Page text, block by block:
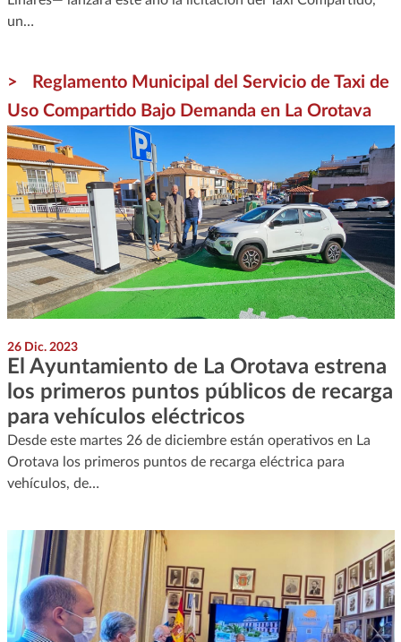
un…
Reglamento Municipal del Servicio de Taxi de
Uso Compartido Bajo Demanda en La Orotava
26 Dic. 2023
El Ayuntamiento de La Orotava estrena
los primeros puntos públicos de recarga
para vehículos eléctricos
Desde este martes 26 de diciembre están operativos en La
Orotava los primeros puntos de recarga eléctrica para
vehículos, de…